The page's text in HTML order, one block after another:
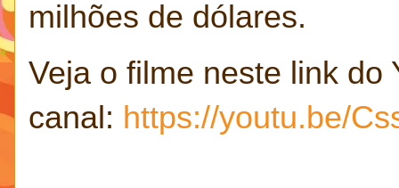
milhões de dólares.
Veja o filme neste link do
canal: https://youtu.be/